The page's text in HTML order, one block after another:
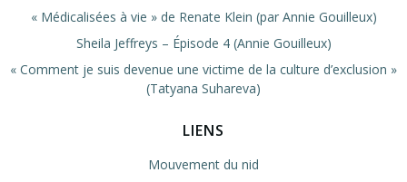
« Médicalisées à vie » de Renate Klein (par Annie Gouilleux)
Sheila Jeffreys – Épisode 4 (Annie Gouilleux)
« Comment je suis devenue une victime de la culture d’exclusion »
(Tatyana Suhareva)
LIENS
Mouvement du nid